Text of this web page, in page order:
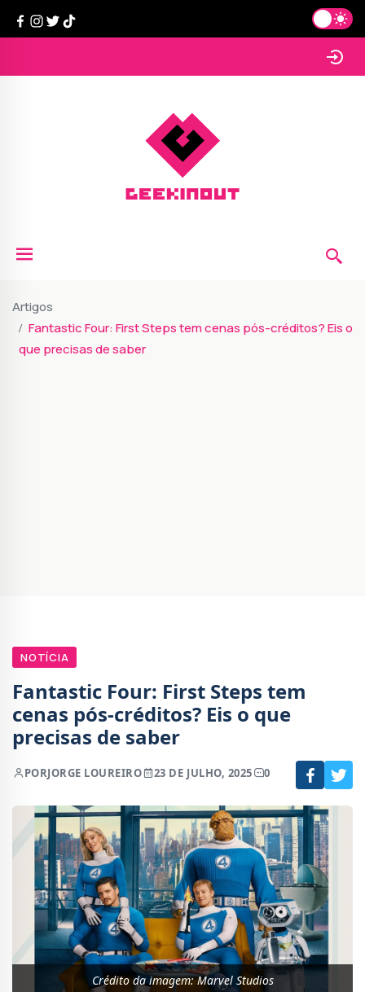
Artigos
Fantastic Four: First Steps tem cenas pós-créditos? Eis o
que precisas de saber
NOTÍCIA
Fantastic Four: First Steps tem
cenas pós-créditos? Eis o que
precisas de saber
PORJORGE LOUREIRO 23 DE JULHO, 2025 0
Crédito da imagem: Marvel Studios